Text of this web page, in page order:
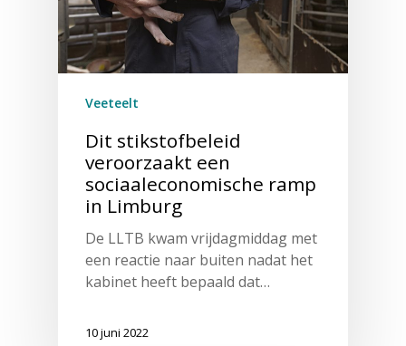
Veeteelt
Dit stikstofbeleid
veroorzaakt een
sociaaleconomische ramp
in Limburg
De LLTB kwam vrijdagmiddag met
een reactie naar buiten nadat het
kabinet heeft bepaald dat…
10 juni 2022